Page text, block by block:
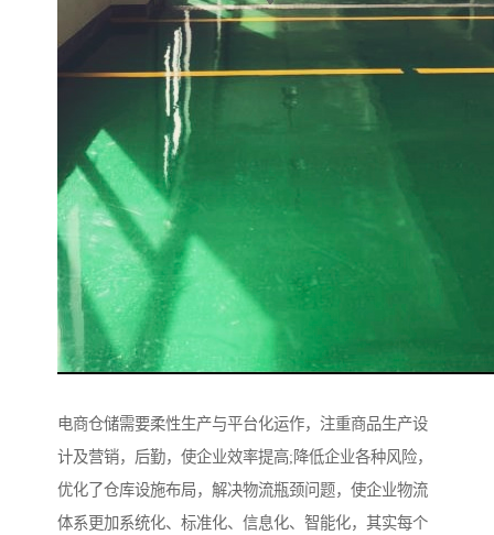
电商仓储需要柔性生产与平台化运作，注重商品生产设
计及营销，后勤，使企业效率提高;降低企业各种风险，
优化了仓库设施布局，解决物流瓶颈问题，使企业物流
体系更加系统化、标准化、信息化、智能化，其实每个